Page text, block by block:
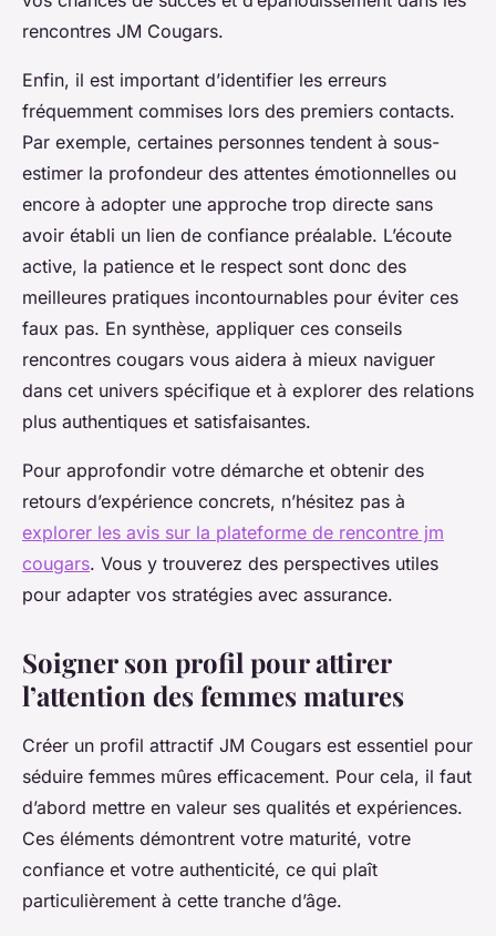
rencontres JM Cougars.
Enfin, il est important d’identifier les erreurs
fréquemment commises lors des premiers contacts.
Par exemple, certaines personnes tendent à sous-
estimer la profondeur des attentes émotionnelles ou
encore à adopter une approche trop directe sans
avoir établi un lien de confiance préalable. L’écoute
active, la patience et le respect sont donc des
meilleures pratiques incontournables pour éviter ces
faux pas. En synthèse, appliquer ces conseils
rencontres cougars vous aidera à mieux naviguer
dans cet univers spécifique et à explorer des relations
plus authentiques et satisfaisantes.
Pour approfondir votre démarche et obtenir des
retours d’expérience concrets, n’hésitez pas à
explorer les avis sur la plateforme de rencontre jm
cougars. Vous y trouverez des perspectives utiles
pour adapter vos stratégies avec assurance.
Soigner son profil pour attirer
l’attention des femmes matures
Créer un profil attractif JM Cougars est essentiel pour
séduire femmes mûres efficacement. Pour cela, il faut
d’abord mettre en valeur ses qualités et expériences.
Ces éléments démontrent votre maturité, votre
confiance et votre authenticité, ce qui plaît
particulièrement à cette tranche d’âge.